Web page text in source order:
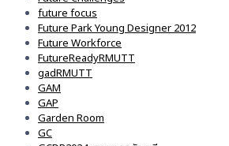
future focus
Future Park Young Designer 2012
Future Workforce
FutureReadyRMUTT
gadRMUTT
GAM
GAP
Garden Room
GC